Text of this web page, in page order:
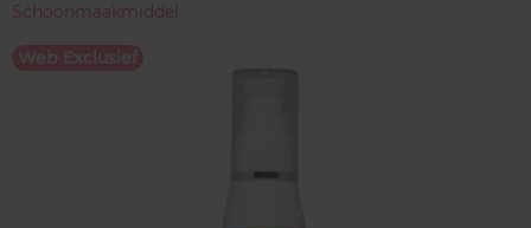
Schoonmaakmiddel